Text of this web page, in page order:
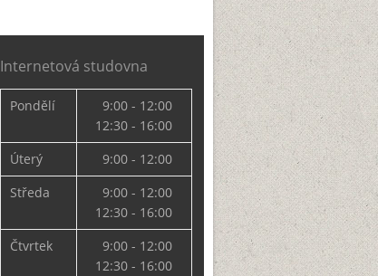
Internetová studovna
Pondělí
9:00 - 12:00
12:30 - 16:00
Úterý
9:00 - 12:00
Středa
9:00 - 12:00
12:30 - 16:00
Čtvrtek
9:00 - 12:00
12:30 - 16:00